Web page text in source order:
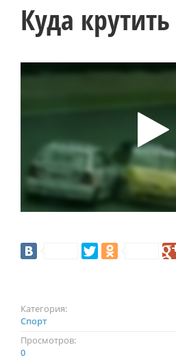
Куда
Категория:
Спорт
Просмотров:
0